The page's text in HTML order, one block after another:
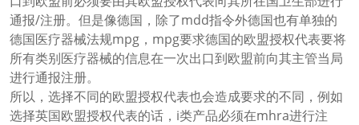
通报/注册。但是像德国，除了mdd指令外德国也有单独的
德国医疗器械法规mpg，mpg要求德国的欧盟授权代表要将
所有类别医疗器械的信息在一次出口到欧盟前向其主管当局
进行通报注册。
所以，选择不同的欧盟授权代表也会造成要求的不同，例如
选择英国欧盟授权代表的话，i类产品必须在mhra进行注